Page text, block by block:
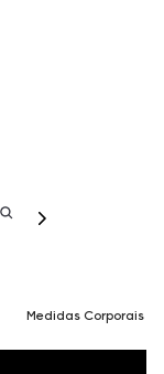
Medidas Corporais